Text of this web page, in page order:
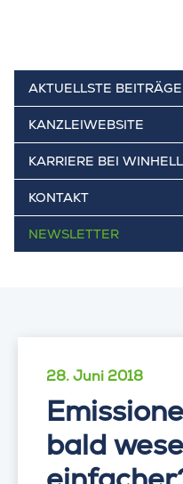
AKTUELLSTE BEITRÄGE
KANZLEIWEBSITE
KARRIERE BEI
KONTAKT
NEWSLETTER
28. Juni 2018
bald